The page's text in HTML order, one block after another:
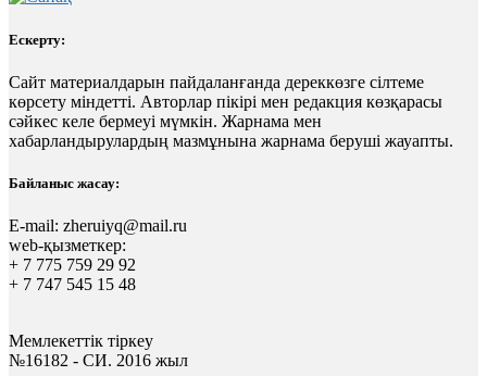
Ескерту:
Сайт материалдарын пайдаланғанда дереккөзге сілтеме
көрсету міндетті. Авторлар пікірі мен редакция көзқарасы
сәйкес келе бермеуі мүмкін. Жарнама мен
хабарландырулардың мазмұнына жарнама беруші жауапты.
Байланыс жасау:
E-mail: zheruiyq@mail.ru
web-қызметкер:
+ 7 775 759 29 92
+ 7 747 545 15 48
Мемлекеттік тіркеу
№16182 - СИ. 2016 жыл